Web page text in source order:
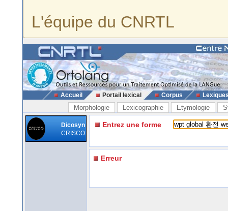
L'équipe du CNRTL
Accueil Portail lexical Corpus
Morphologie Lexicographie Etymologie
Dicosyn
CRISCO
Entrez une forme
Erreur